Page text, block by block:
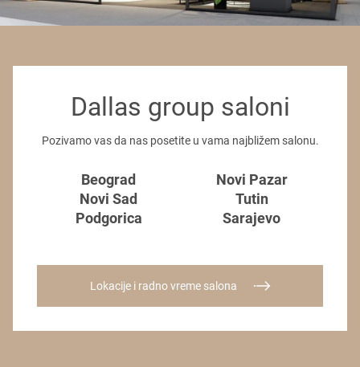
Dallas group saloni
Pozivamo vas da nas posetite u vama najbližem salonu.
Beograd
Novi Sad
Podgorica
Novi Pazar
Tutin
Sarajevo
Lokacije i radno vreme salona